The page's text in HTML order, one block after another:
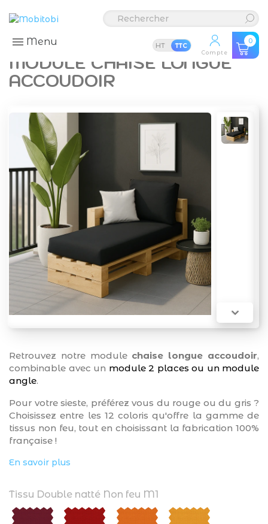
Menu HT TTC
Compte
0
MODULE CHAISE LONGUE
ACCOUDOIR

Retrouvez notre modulechaise longue accoudoir,
combinable avec un module 2 places ou un module
angle.
Pour votre sieste, préférez vous du rouge ou du gris ?
Choisissez entre les 12 coloris qu'offre la gamme de
tissus non feu, tout en choisissant la fabrication 100%
française !
En savoir plus
Tissu Double natté Non feu M1